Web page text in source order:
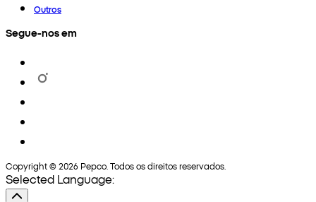
Outros
Segue-nos em
Copyright © 2026 Pepco. Todos os direitos reservados.
Selected Language: